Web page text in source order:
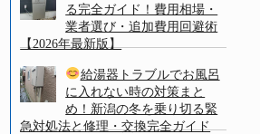
る完全ガイド！費用相場・
業者選び・追加費用回避術
【2026年最新版】
給湯器トラブルでお風呂
に入れない時の対策まと
め！新潟の冬を乗り切る緊
急対処法と修理・交換完全ガイド